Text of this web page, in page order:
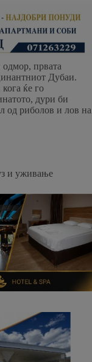
одмор, првата
Дубаи.
ќе го
дури би
од риболов и лов на
и уживање